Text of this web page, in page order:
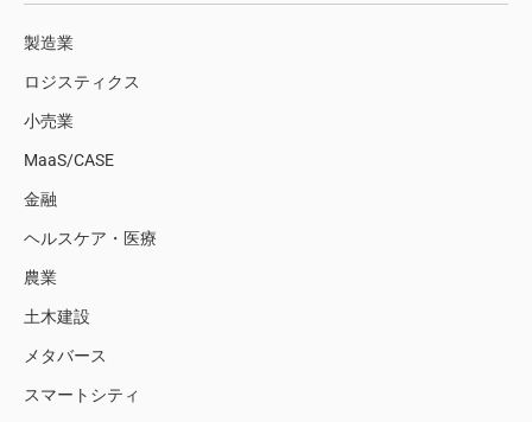
製造業
ロジスティクス
小売業
MaaS/CASE
金融
ヘルスケア・医療
農業
土木建設
メタバース
スマートシティ